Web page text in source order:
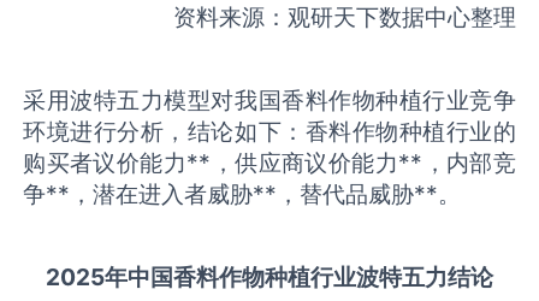
资料来源：观研天下数据中心整理
采用波特五力模型对我国香料作物种植行业竞争
环境进行分析，结论如下：香料作物种植行业的
购买者议价能力**，供应商议价能力**，内部竞
争**，潜在进入者威胁**，替代品威胁**。
2025年中国香料作物种植行业波特五力结论